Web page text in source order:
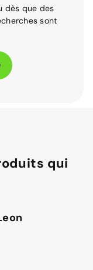
dès que des
sont
qui